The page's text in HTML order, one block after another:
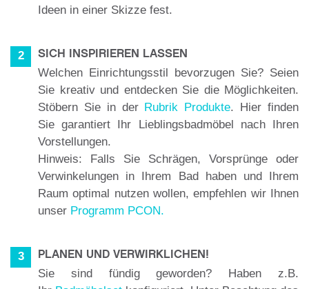
Ideen in einer Skizze fest.
2 SICH INSPIRIEREN LASSEN
Welchen Einrichtungsstil bevorzugen Sie? Seien
Sie kreativ und entdecken Sie die Möglichkeiten.
Stöbern Sie in der Rubrik Produkte. Hier finden
Sie garantiert Ihr Lieblingsbadmöbel nach Ihren
Vorstellungen.
Hinweis: Falls Sie Schrägen, Vorsprünge oder
Verwinkelungen in Ihrem Bad haben und Ihrem
Raum optimal nutzen wollen, empfehlen wir Ihnen
unser Programm PCON.
3 PLANEN UND VERWIRKLICHEN!
Sie sind fündig geworden? Haben z.B.